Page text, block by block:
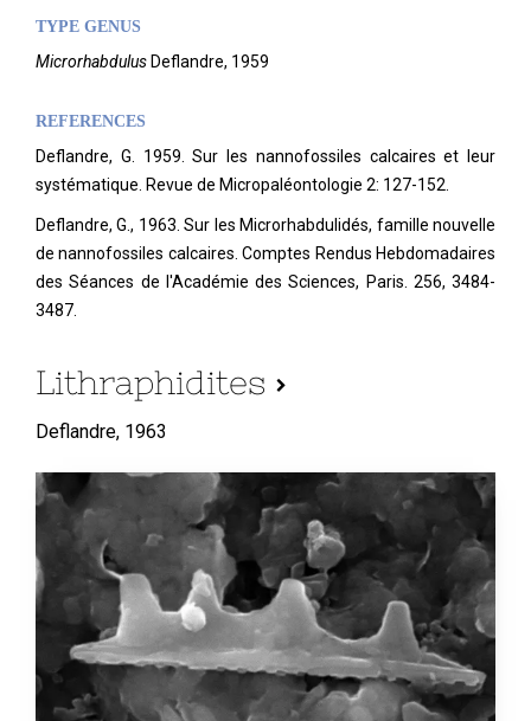
TYPE GENUS
Microrhabdulus Deflandre, 1959
REFERENCES
Deflandre, G. 1959. Sur les nannofossiles calcaires et leur
systématique. Revue de Micropaléontologie 2: 127-152.
Deflandre, G., 1963. Sur les Microrhabdulidés, famille nouvelle
de nannofossiles calcaires. Comptes Rendus Hebdomadaires
des Séances de l'Académie des Sciences, Paris. 256, 3484-
3487.
Lithraphidites
Deflandre, 1963